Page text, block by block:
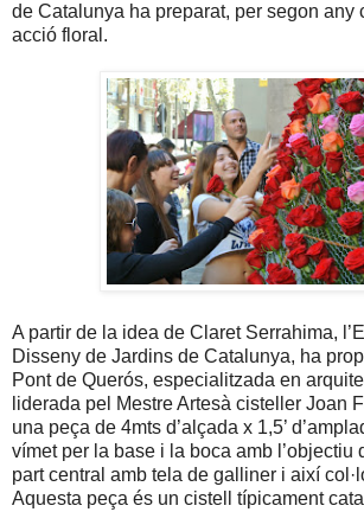
de Catalunya ha preparat, per segon any
acció floral.
A partir de la idea de Claret Serrahima,
Disseny de Jardins de Catalunya, ha
Pont de Querós, especialitzada en
liderada pel Mestre Artesà cisteller Joan
una peça de 4mts d’alçada x 1,5’
vímet per la base i la boca amb l’objectiu
part central amb tela de galliner i així
Aquesta peça és un cistell típicament